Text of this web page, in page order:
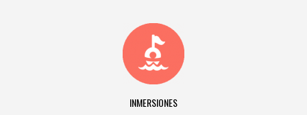
INMERSIONES